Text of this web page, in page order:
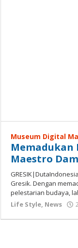
Museum Digital
Memadukan
Maestro
Gresik. Dengan
pelestarian budaya,
Life Style, News